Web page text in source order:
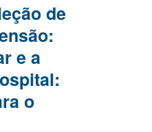
de
e a
o